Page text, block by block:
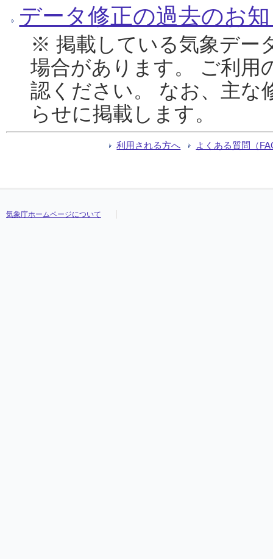
データ修正の過去のお
※ 掲載している気象デー
場合があります。 ご利用
認ください。 なお、主な
らせに掲載します。
利用される方へ よくある質問（
気象庁ホームページについて